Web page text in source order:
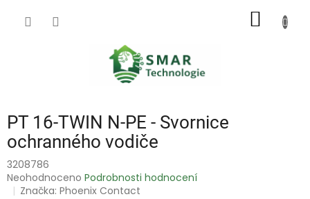
PT 16-TWIN N-PE - Svornice
ochranného vodiče
3208786
Průměrné
hodnocení
Neohodnoceno Podrobnosti hodnocení
Značka:Phoenix Contact